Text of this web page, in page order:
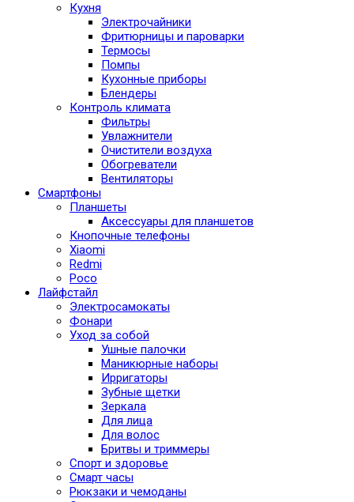
Кухня
Электрочайники
Фритюрницы и пароварки
Термосы
Помпы
Кухонные приборы
Блендеры
Контроль климата
Фильтры
Увлажнители
Очистители воздуха
Обогреватели
Вентиляторы
Смартфоны
Планшеты
Аксессуары для планшетов
Кнопочные телефоны
Xiaomi
Redmi
Poco
Лайфстайл
Электросамокаты
Фонари
Уход за собой
Ушные палочки
Маникюрные наборы
Ирригаторы
Зубные щетки
Зеркала
Для лица
Для волос
Бритвы и триммеры
Спорт и здоровье
Смарт часы
Рюкзаки и чемоданы